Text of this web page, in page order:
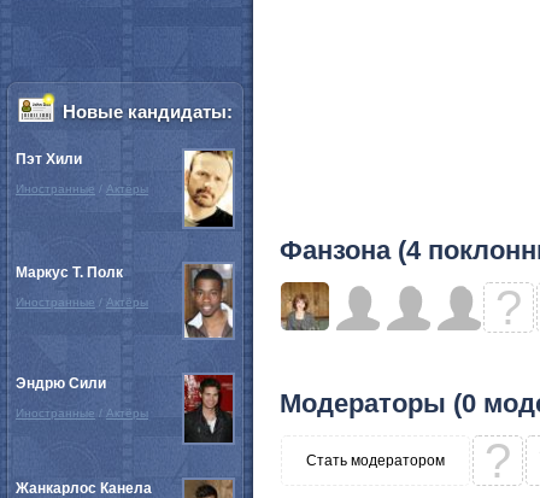
Фанзона (4
?
Модераторы (0
Стать модератором ?
Новые кандидаты:
Пэт Хили
Иностранные / Актёры
Маркус Т. Полк
Иностранные / Актёры
Эндрю Сили
Иностранные / Актёры
Жанкарлос Канела